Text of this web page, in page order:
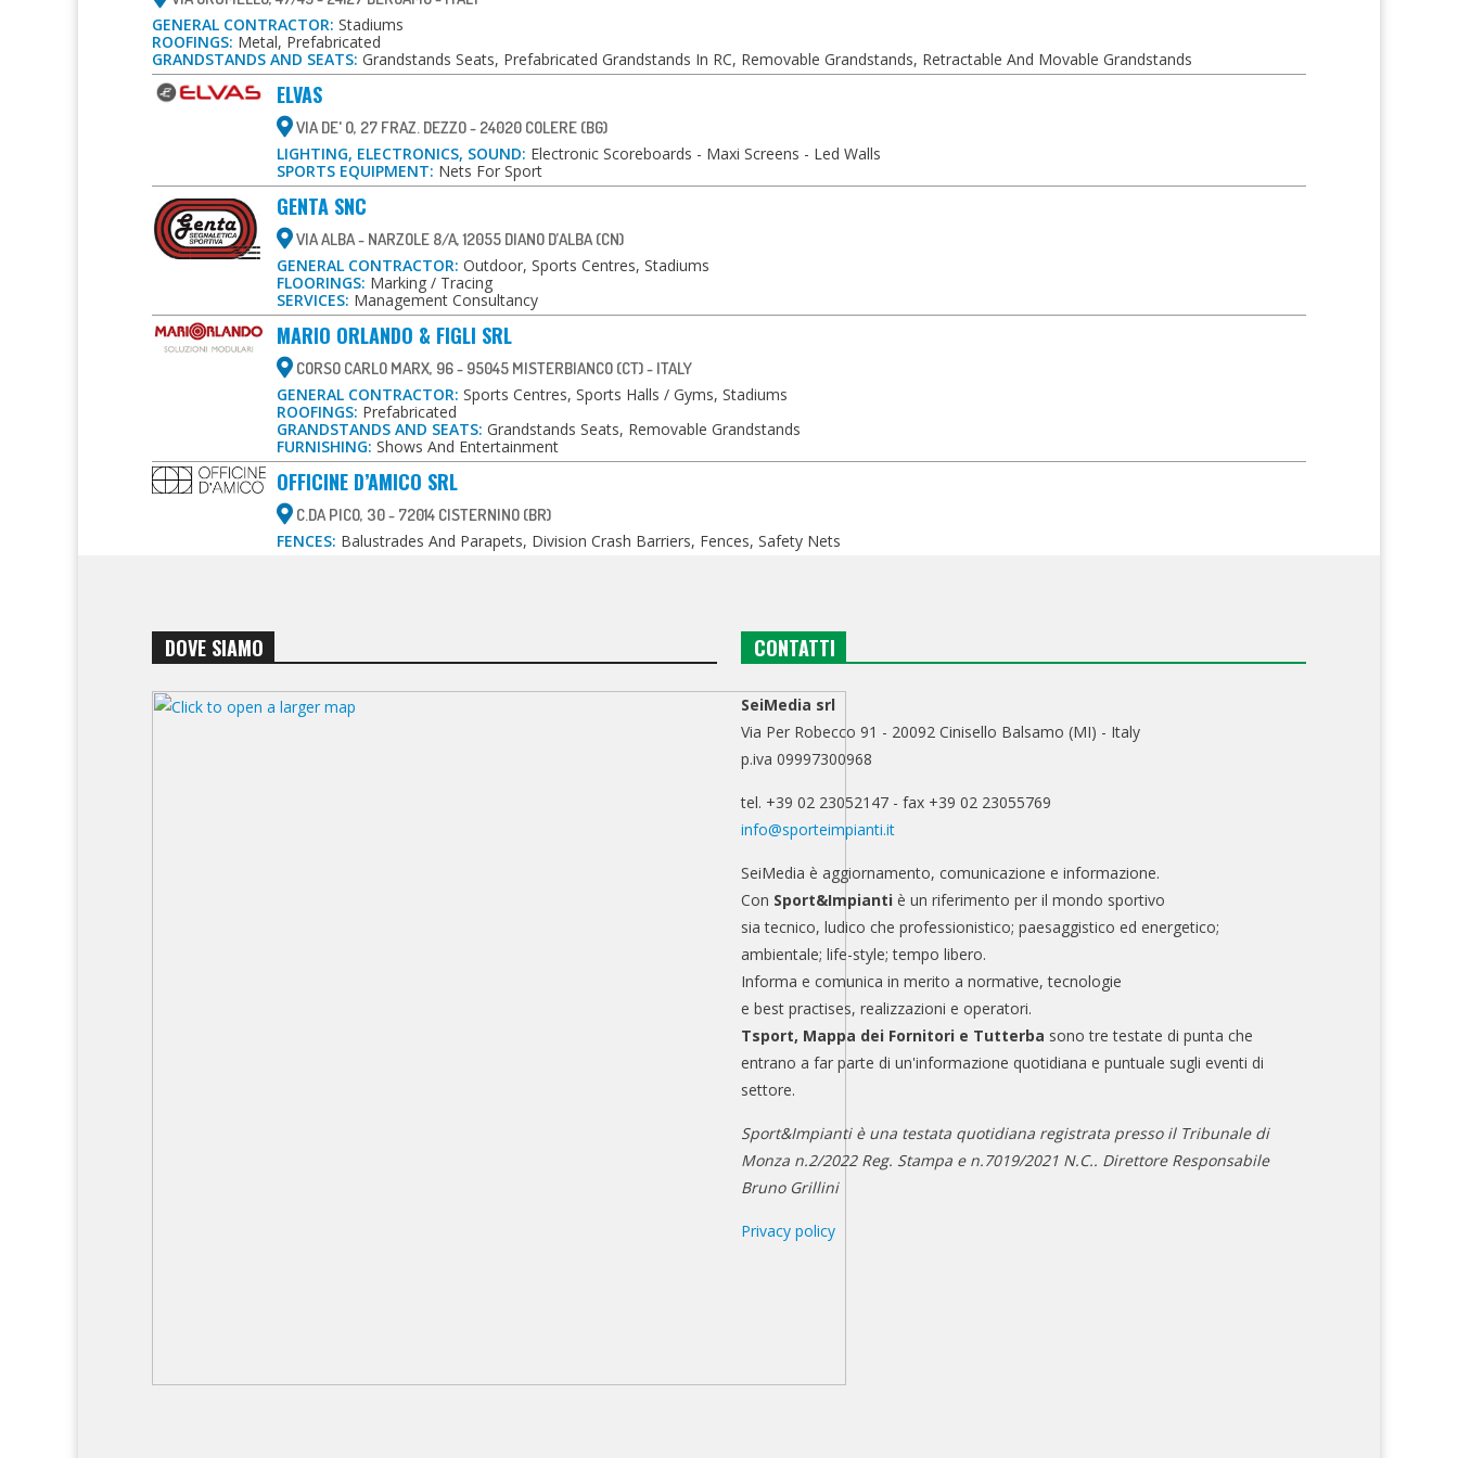
GENERAL CONTRACTOR: Stadiums
ROOFINGS: Metal, Prefabricated
GRANDSTANDS AND SEATS: Grandstands Seats, Prefabricated Grandstands In RC, Removable Grandstands, Retractable And Movable Grandstands
ELVAS
VIA DE' O, 27 FRAZ. DEZZO - 24020 COLERE (BG)
LIGHTING, ELECTRONICS, SOUND: Electronic Scoreboards - Maxi Screens - Led Walls
SPORTS EQUIPMENT: Nets For Sport
GENTA SNC
VIA ALBA - NARZOLE 8/A, 12055 DIANO D’ALBA (CN)
GENERAL CONTRACTOR: Outdoor, Sports Centres, Stadiums
FLOORINGS: Marking / Tracing
SERVICES: Management Consultancy
MARIO ORLANDO & FIGLI SRL
CORSO CARLO MARX, 96 - 95045 MISTERBIANCO (CT) - ITALY
GENERAL CONTRACTOR: Sports Centres, Sports Halls / Gyms, Stadiums
ROOFINGS: Prefabricated
GRANDSTANDS AND SEATS: Grandstands Seats, Removable Grandstands
FURNISHING: Shows And Entertainment
OFFICINE D’AMICO SRL
C.DA PICO, 30 - 72014 CISTERNINO (BR)
FENCES: Balustrades And Parapets, Division Crash Barriers, Fences, Safety Nets
DOVE SIAMO CONTATTI
SeiMedia srl
Via Per Robecco 91 - 20092 Cinisello Balsamo (MI) - Italy
p.iva 09997300968
tel. +39 02 23052147 - fax +39 02 23055769
info@sporteimpianti.it
SeiMedia è aggiornamento, comunicazione e informazione.
Con Sport&Impianti è un riferimento per il mondo sportivo
sia tecnico, ludico che professionistico; paesaggistico ed energetico;
ambientale; life-style; tempo libero.
Informa e comunica in merito a normative, tecnologie
e best practises, realizzazioni e operatori.
Tsport, Mappa dei Fornitori e Tutterba sono tre testate di punta che
entrano a far parte di un'informazione quotidiana e puntuale sugli eventi di
settore.
Sport&Impianti è una testata quotidiana registrata presso il Tribunale di
Monza n.2/2022 Reg. Stampa e n.7019/2021 N.C.. Direttore Responsabile
Bruno Grillini
Privacy policy